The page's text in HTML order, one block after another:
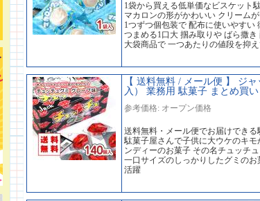
1袋から買える低単価なビスケット
マカロンの形がかわいい クリーム
1つずつ個包装で 配布に使いやすい
つまめる1口大 掴み取りや ばら撒き
大袋商品で 一つあたりの値段を抑
【 送料無料 / メール便 】 ジ
入） 業務用 駄菓子 まとめ買
参考価格: オープン価格
送料無料・メール便でお届けできる
駄菓子屋さんで子供に大ウケのキ
ンディーのお菓子 その名チュッチ
一口サイズのしっかりしたグミの
活躍